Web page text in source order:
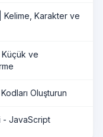
Kelime, Karakter ve
ve
Oluşturun
- JavaScript